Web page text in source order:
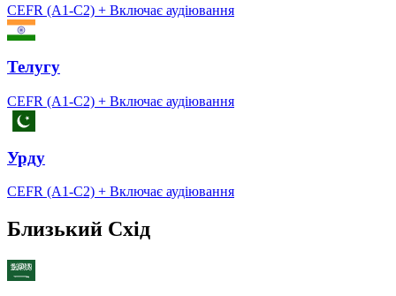
CEFR (A1-C2) + Включає аудіювання
Телугу
CEFR (A1-C2) + Включає аудіювання
Урду
CEFR (A1-C2) + Включає аудіювання
Близький Схід